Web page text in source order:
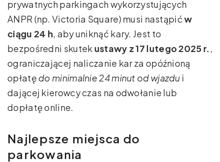
prywatnych parkingach wykorzystujących
ANPR (np. Victoria Square) musi nastąpićw
ciągu 24 h , aby uniknąć kary. Jest to
bezpośredni skutek ustawy z 17 lutego 2025 r.
ograniczającej naliczanie kar za opóźnioną
opłatę do minimalnie 24 minut od wjazdu i
dającej kierowcy czas na odwołanie lub
dopłatę online.
Najlepsze miejsca do
parkowania